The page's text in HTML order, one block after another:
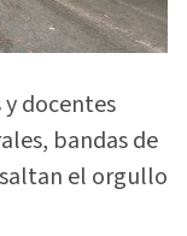
docentes
bandas de
el orgullo